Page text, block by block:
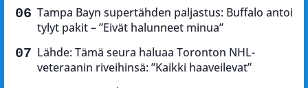
Tampa Bayn supertähden paljastus: Buffalo antoi
tylyt pakit – ”Eivät halunneet minua”
Lähde: Tämä seura haluaa Toronton NHL-
veteraanin riveihinsä: ”Kaikki haaveilevat”